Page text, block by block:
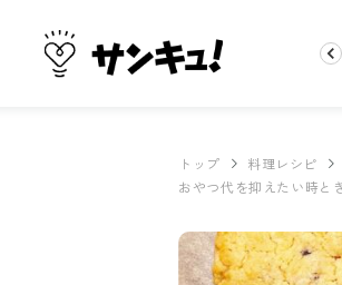
ビューティ 100均・雑貨 スーパー
トップ 料理レシピ
おやつ代を抑えたい時と